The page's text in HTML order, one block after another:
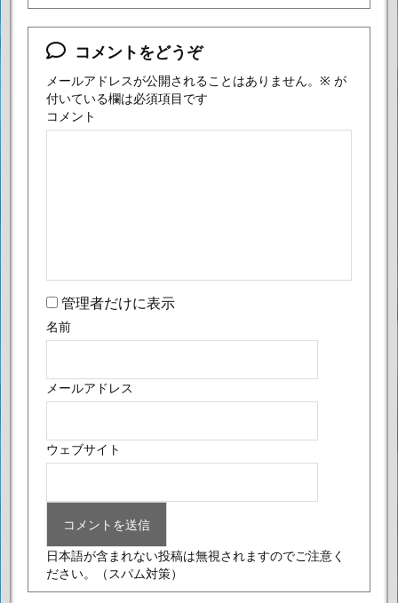
コメントをどうぞ
メールアドレスが公開されることはありません。 ※ が
付いている欄は必須項目です
コメント
管理者だけに表示
名前
メールアドレス
ウェブサイト
日本語が含まれない投稿は無視されますのでご注意く
ださい。
（スパム対策）